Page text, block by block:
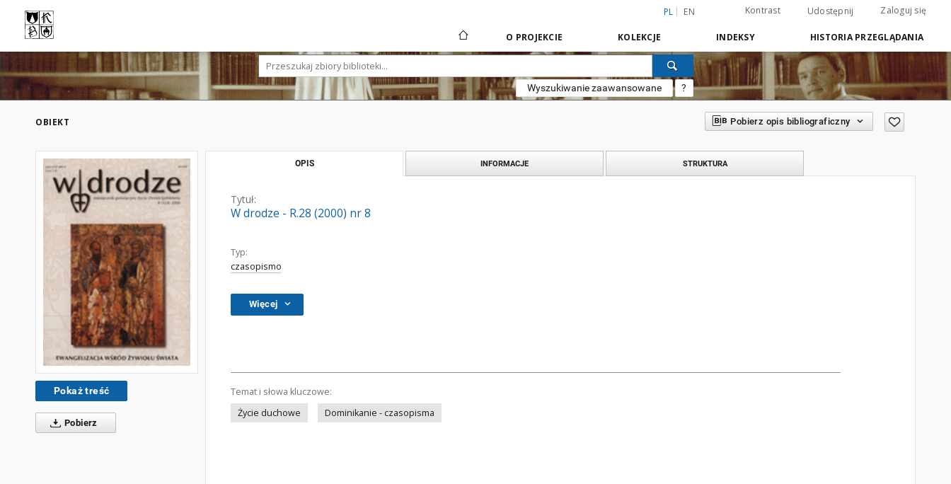
PL EN Kontrast Udostępnij Zaloguj się
O PROJEKCIE KOLEKCJE INDEKSY HISTORIA PRZEGLĄDANIA
Wyszukiwanie zaawansowane ?
OBIEKT Pobierz opis bibliograficzny
Pokaż treść
Pobierz
OPIS INFORMACJE STRUKTURA
Tytuł:
W drodze - R.28 (2000) nr 8
Typ:
czasopismo
Więcej
Temat i słowa kluczowe:
Życie duchowe
Dominikanie - czasopisma